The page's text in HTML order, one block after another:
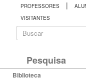
PROFESSORES |
VISITANTES
busca
Pesquisa
Biblioteca